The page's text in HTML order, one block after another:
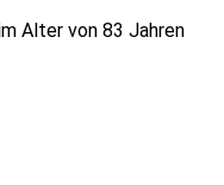
Alter von 83 Jahren